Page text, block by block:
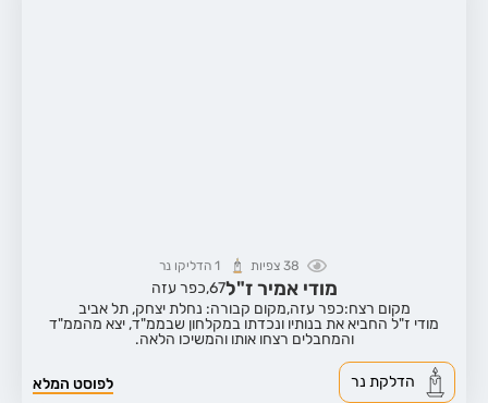
38 צפיות 1 הדליקו נר
מודי אמיר ז"ל67, כפר עזה
מקום רצח:כפר עזה,מקום קבורה: נחלת יצחק, תל אביב
מודי ז"ל החביא את בנותיו ונכדתו במקלחון שבממ"ד, יצא מהממ"ד
והמחבלים רצחו אותו והמשיכו הלאה.
לפוסט המלא הדלקת נר